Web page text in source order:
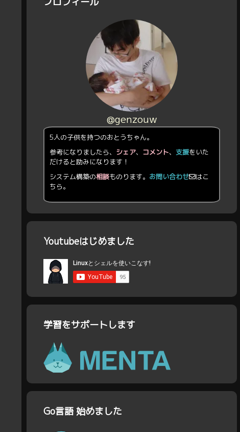
@genzouw
5人の子供を持つのおとうちゃん。
参考になりましたら、 シェア、 コメント、 支援をいた
だけると励みになります！
システム構築の相談ものります。 お問い合わせ
はこ
ちら。
Youtubeはじめました
学習をサポートします
Go言語 始めました